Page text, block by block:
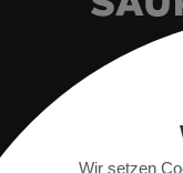
Saurer
Wir setzen